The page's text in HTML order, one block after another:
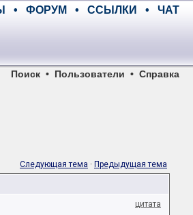
• ФОРУМ • ССЫЛКИ • ЧАТ
Поиск • Пользователи • Справка
Следующая тема · Предыдущая тема
цитата